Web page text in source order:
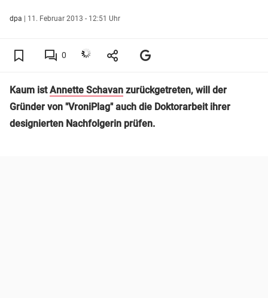
dpa | 11. Februar 2013 - 12:51 Uhr
0
Kaum istAnnette Schavan zurückgetreten, will der
Gründer von "VroniPlag" auch die Doktorarbeit ihrer
designierten Nachfolgerin prüfen.